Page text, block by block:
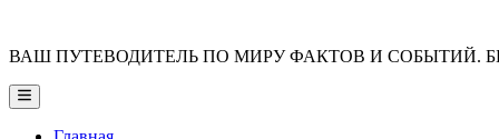
content
ВАШ ПУТЕВОДИТЕЛЬ ПО МИРУ ФАКТОВ И СОБЫТИЙ.
Main
Menu